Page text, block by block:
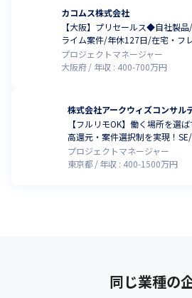
カコムス株式会社
【大阪】プリセールス◆自社製
ライム案件/年休127日/在宅・フ
プロジェクトマネージャー
大阪府
年収 : 400-700万円
株式会社アークウィズコンサル
【フルリモOK】働く場所を選
高還元・案件選択制を実現！
プロジェクトマネージャー
東京都
年収 : 400-1500万円
同じ業種の